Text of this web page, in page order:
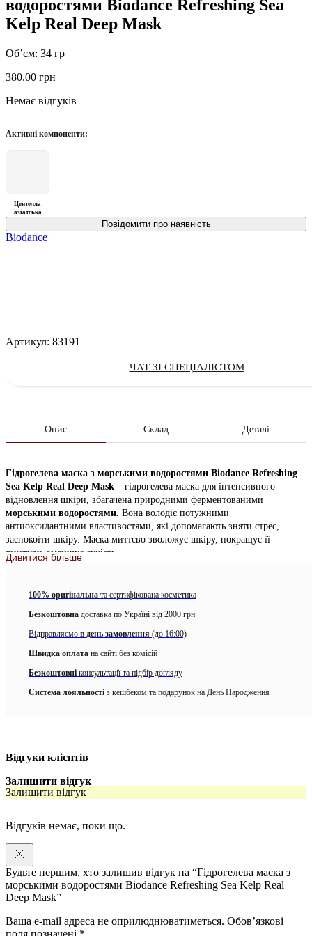
водоростями Biodance Refreshing Sea
Kelp Real Deep Mask
Об’єм: 34 гр
380.00 грн
Немає відгуків
Активні компоненти:
Центелла
азіатська
Biodance
Артикул: 83191
ЧАТ ЗІ СПЕЦІАЛІСТОМ
Опис Склад Деталі
Гідрогелева маска з морськими водоростями Biodance Refreshing
Sea Kelp Real Deep Mask – гідрогелева маска для інтенсивного
відновлення шкіри, збагачена природними ферментованими
морськими водоростями. Вона володіє потужними
антиоксидантними властивостями, які допомагають зняти стрес,
заспокоїти шкіру. Маска миттєво зволожує шкіру, покращує її
текстуру, зменшує сухість.
поглинання активних інгредієнтів шкірою, що дозволяє контролювати
ефективність застосування. она добре прилягає до обличчя, не сповзає
і не залишає слідів, навіть якщо ви тримаєте її всю ніч.
Ідеальна для тих, хто бореться з чутливістю, стоншенням шкіри та
втратою пружності. Підготуйте свою шкіру до макіяжу або відновіть її
перетворюючи тьмяну та втомлену шкіру на оновлену сяючу.
Забезпечує глибоке відновлення та інтенсивне зволоження
Знімає почервоніння та стрес
Зменшує видимість зморшок і запобігає сухості
Захищає від негативних зовнішніх факторів
Прозора маска, не сповзає
Можна залишити на ніч
Активні компоненти:
Дивитися більше
100% оригінальна та сертифікована косметика
Безкоштовна доставка по Україні від 2000 грн
Відправляємо в день замовлення (до 16:00)
Швидка оплата на сайті без комісій
Безкоштовні консультації та підбір догляду
Система лояльності з кешбеком та подарунок на День Народження
Відгуки клієнтів
Залишити відгук
Залишити відгук
Відгуків немає, поки що.
Будьте першим, хто залишив відгук на “Гідрогелева маска з
морськими водоростями Biodance Refreshing Sea Kelp Real
Deep Mask”
Ваша e-mail адреса не оприлюднюватиметься. Обов’язкові
поля позначені *